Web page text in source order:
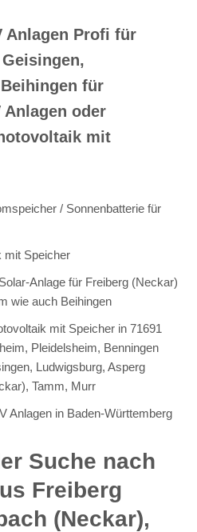
Anlagen Profi für
für
Anlagen oder
mit
/ Sonnenbatterie für
mit Speicher
Anlage für Freiberg (Neckar)
wie auch Beihingen
mit Speicher in 71691
Pleidelsheim, Benningen
Ludwigsburg, Asperg
Tamm, Murr
Anlagen in Baden-Württemberg
Suche nach
Freiberg
(Neckar),